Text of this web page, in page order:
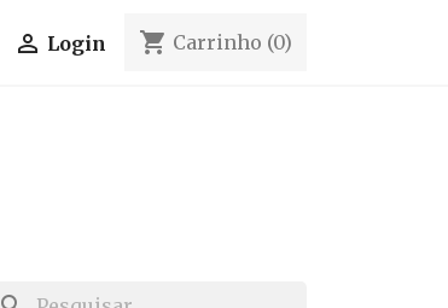
 Login shopping_cart Carrinho (0)